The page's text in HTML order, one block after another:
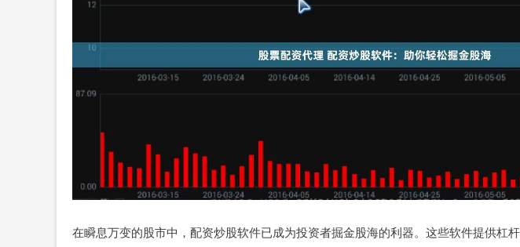
在瞬息万变的股市中，配资炒股软件已成为投资者掘金股海的利器。这些软件提供杠